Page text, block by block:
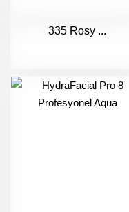
335 Rosy ...